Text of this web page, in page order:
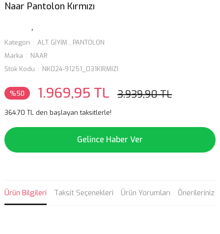
Naar Pantolon Kırmızı
Kategori ALT GİYİM , PANTOLON
Marka
NAAR
Stok Kodu
NK024-91251_031KIRMIZI
%50 1.969,95 TL 3.939,90 TL
364,70 TL den başlayan taksitlerle!
Gelince Haber Ver
Ürün Bilgileri Taksit Seçenekleri Ürün Yorumları Önerileriniz